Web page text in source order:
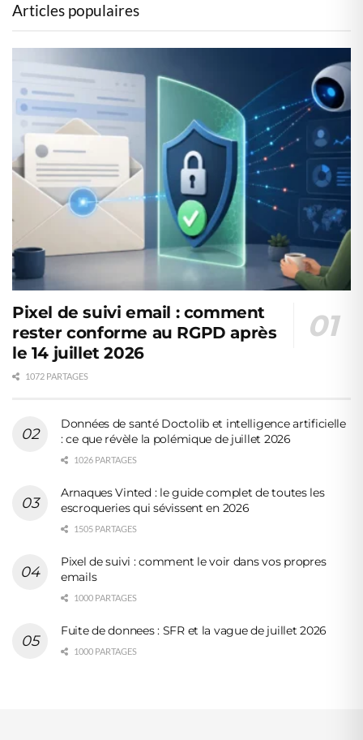
Articles populaires
Pixel de suivi email : comment
rester conforme au RGPD après
le 14 juillet 2026
1072 PARTAGES
Données de santé Doctolib et intelligence artificielle
: ce que révèle la polémique de juillet 2026
1026 PARTAGES
Arnaques Vinted : le guide complet de toutes les
escroqueries qui sévissent en 2026
1505 PARTAGES
Pixel de suivi : comment le voir dans vos propres
emails
1000 PARTAGES
Fuite de donnees : SFR et la vague de juillet 2026
1000 PARTAGES